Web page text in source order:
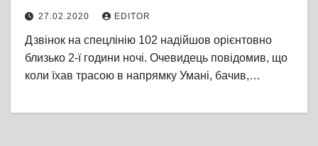
27.02.2020 EDITOR
Дзвінок на спецлінію 102 надійшов орієнтовно
близько 2-ї години ночі. Очевидець повідомив, що
коли їхав трасою в напрямку Умані, бачив,…